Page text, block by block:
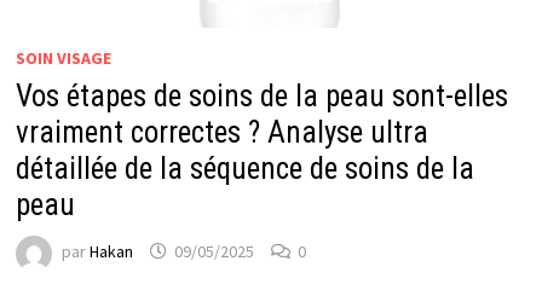
SOIN VISAGE
Vos étapes de soins de la peau sont-elles
vraiment correctes ? Analyse ultra
détaillée de la séquence de soins de la
peau
parHakan 09/05/2025 0